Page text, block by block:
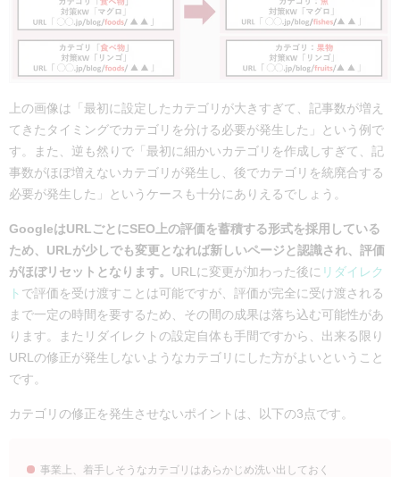
上の画像は「最初に設定したカテゴリが大きすぎて、記事数が増え
てきたタイミングでカテゴリを分ける必要が発生した」という例で
す。また、逆も然りで「最初に細かいカテゴリを作成しすぎて、記
事数がほぼ増えないカテゴリが発生し、後でカテゴリを統廃合する
必要が発生した」というケースも十分にありえるでしょう。
GoogleはURLごとにSEO上の評価を蓄積する形式を採用している
ため、URLが少しでも変更となれば新しいページと認識され、評価
がほぼリセットとなります。 URLに変更が加わった後に リダイレク
ト で評価を受け渡すことは可能ですが、評価が完全に受け渡される
まで一定の時間を要するため、その間の成果は落ち込む可能性があ
ります。またリダイレクトの設定自体も手間ですから、出来る限り
URLの修正が発生しないようなカテゴリにした方がよいということ
です。
カテゴリの修正を発生させないポイントは、以下の3点です。
事業上、着手しそうなカテゴリはあらかじめ洗い出しておく